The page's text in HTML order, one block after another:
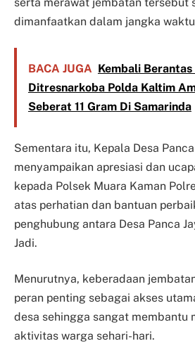
dimanfaatkan dalam jangka
BACA JUGA Kembali
Ditresnarkoba Polda Kaltim
Seberat 11 Gram Di Samarinda
Sementara itu, Kepala Desa
menyampaikan apresiasi dan
kepada Polsek Muara Kaman
atas perhatian dan bantuan
penghubung antara Desa Panca
Jadi.
Menurutnya, keberadaan
peran penting sebagai akses
desa sehingga sangat membantu
aktivitas warga sehari-hari.